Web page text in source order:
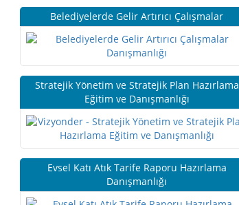
Belediyelerde Gelir Artırıcı Çalışmalar
Stratejik Yönetim ve Stratejik Plan Hazırlama
Eğitim ve Danışmanlığı
Evsel Katı Atık Tarife Raporu Hazırlama
Danışmanlığı